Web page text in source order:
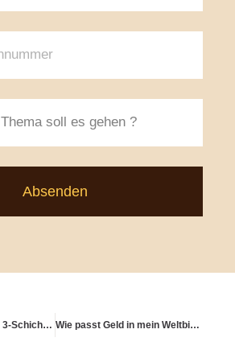
Absenden
Wie funktioniert das 3-Schichten-Modell in Deutschland? Wie passt Geld in mein Weltbild?